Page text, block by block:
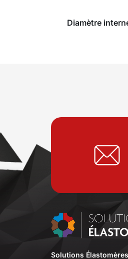
Diamètre
Solutions Élastomères